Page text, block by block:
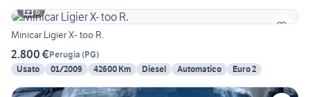
6
Minicar Ligier X- too R.
2.800 €Perugia (PG)
Usato
01/2009 42600 Km Diesel Automatico Euro 2